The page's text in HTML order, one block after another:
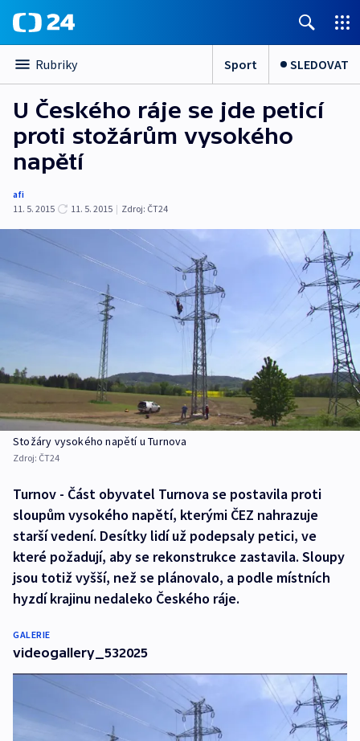
Rubriky Sport SLEDOVAT
U Českého ráje se jde peticí
proti stožárům vysokého
napětí
afi
11. 5. 2015
11. 5. 2015 | Zdroj: ČT24
Stožáry vysokého napětí u Turnova
Zdroj: ČT24
Turnov - Část obyvatel Turnova se postavila proti
sloupům vysokého napětí, kterými ČEZ nahrazuje
starší vedení. Desítky lidí už podepsaly petici, ve
které požadují, aby se rekonstrukce zastavila. Sloupy
jsou totiž vyšší, než se plánovalo, a podle místních
hyzdí krajinu nedaleko Českého ráje.
GALERIE
videogallery_532025